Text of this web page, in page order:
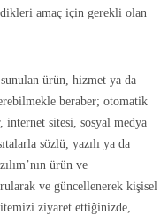
amaç için gerekli olan
ürün, hizmet ya da
beraber; otomatik
sitesi, sosyal medya
sözlü, yazılı ya da
ürün ve
ve güncellenerek kişisel
ziyaret ettiğinizde,